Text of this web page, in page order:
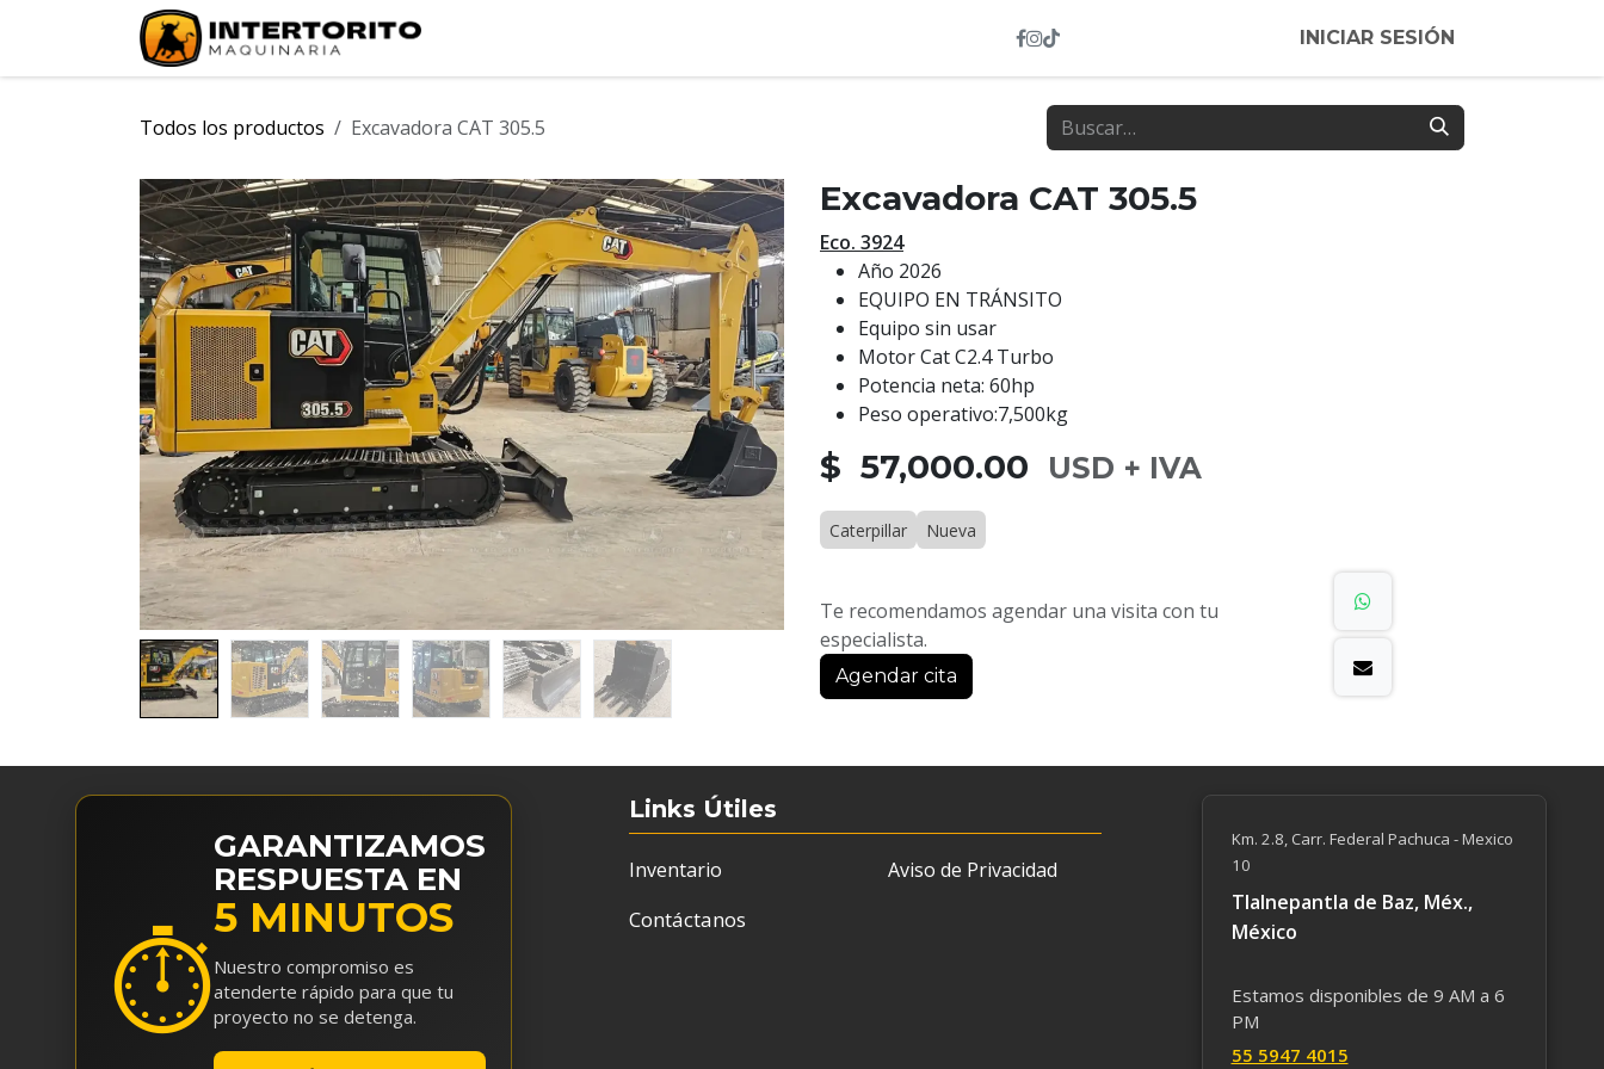
INICIAR SESIÓN
Todos los productos Excavadora CAT 305.5
Excavadora CAT 305.5
Eco. 3924
Año 2026
EQUIPO EN TRÁNSITO
Equipo sin usar
Motor Cat C2.4 Turbo
Potencia neta: 60hp
Peso operativo:7,500kg
$ 57,000.00 USD + IVA
Caterpillar Nueva
Te recomendamos agendar una visita con tu
especialista.
Agendar cita
⏱
GARANTIZAMOS
RESPUESTA EN
5 MINUTOS
Nuestro compromiso es
atenderte rápido para que tu
proyecto no se detenga.
Links Útiles
Inventario
Contáctanos
Aviso de Privacidad
Km. 2.8, Carr. Federal Pachuca - Mexico
10
Tlalnepantla de Baz, Méx.,
México
Estamos disponibles de 9 AM a 6
PM
55 59​47 4015